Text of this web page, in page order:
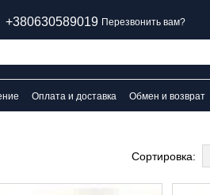
+380630589019 Перезвонить вам?
Оплата и доставка Обмен и возврат
Сортировка: